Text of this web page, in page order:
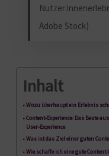
Adobe Stock)
Inhalt
Wozu überhaupt ein Erlebnis
Content-Experience: Das Beste
User-Experience
Was ist das Ziel einer guten
Wie schaffe ich eine gute Content-